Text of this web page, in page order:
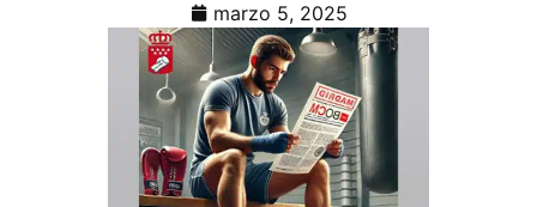
marzo 5, 2025